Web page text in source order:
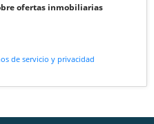
ofertas inmobiliarias
de servicio y privacidad